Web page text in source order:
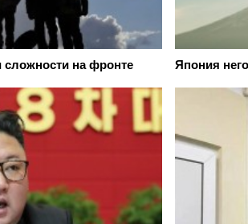
сложности на фронте Япония